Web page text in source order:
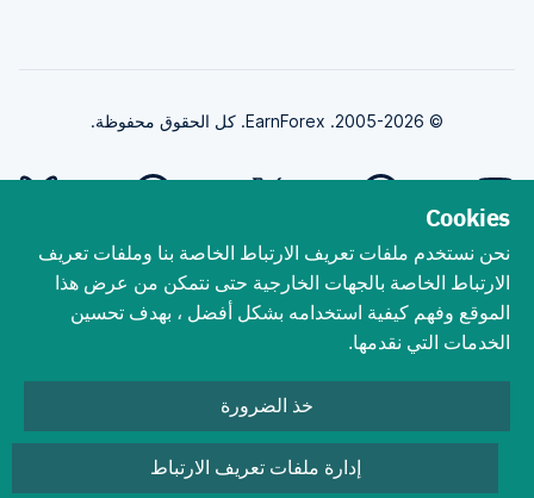
© 2005-2026. EarnForex. كل الحقوق محفوظة.
تتداول أبدًا بالمال الذي لا يمكنك تحمل خسارته! يمكن أن يؤدي التداول باستخدام
الرافعة المالية إلى مسح حسابك بشكل أسرع. العقود مقابل الفروقات هي منتجات
ذات رافعة مالية وبالتالي قد تكون الخسائر أكبر من رأس المال المستثمر الأولي.
التداول في العقود مقابل الفروقات ينطوي على درجة عالية من المخاطرة وبالتالي قد
طورت بواسطة
Cookies
نحن نستخدم ملفات تعريف الارتباط الخاصة بنا وملفات تعريف
الارتباط الخاصة بالجهات الخارجية حتى نتمكن من عرض هذا
الموقع وفهم كيفية استخدامه بشكل أفضل ، بهدف تحسين
الخدمات التي نقدمها.
خذ الضرورة
إدارة ملفات تعريف الارتباط